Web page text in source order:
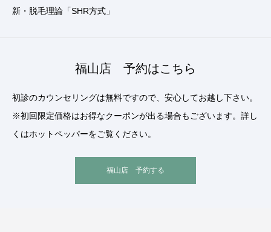
新・脱毛理論「SHR方式」
福山店 予約はこちら
初診のカウンセリングは無料ですので、安心してお越し下さい。
※初回限定価格はお得なクーポンが出る場合もございます。詳し
くはホットペッパーをご覧ください。
福山店 予約する